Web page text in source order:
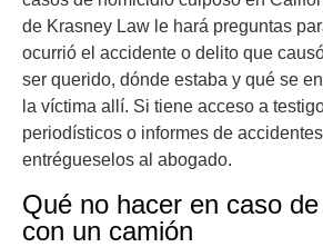
de Krasney Law le hará preguntas
ocurrió el accidente o delito que
ser querido, dónde estaba y qué se
la víctima allí. Si tiene acceso a
periodísticos o informes de
entrégueselos al abogado.
Qué no hacer en caso
con un camión